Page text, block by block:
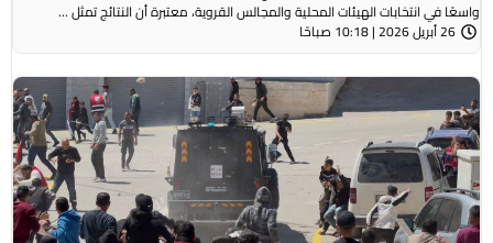
واسعًا في انتخابات الهيئات المحلية والمجالس القروية، معتبرة أن النتائج تمثل ...
26 أبريل 2026 | 10:18 صباحًا